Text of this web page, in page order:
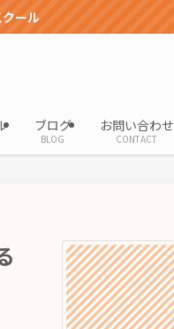
ール
ブログ
BLOG
お問い合わせ
CONTACT